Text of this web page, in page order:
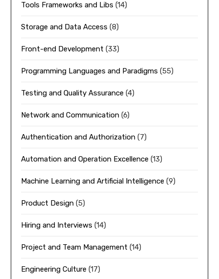
Tools Frameworks and Libs (14)
Storage and Data Access (8)
Front-end Development (33)
Programming Languages and Paradigms (55)
Testing and Quality Assurance (4)
Network and Communication (6)
Authentication and Authorization (7)
Automation and Operation Excellence (13)
Machine Learning and Artificial Intelligence (9)
Product Design (5)
Hiring and Interviews (14)
Project and Team Management (14)
Engineering Culture (17)